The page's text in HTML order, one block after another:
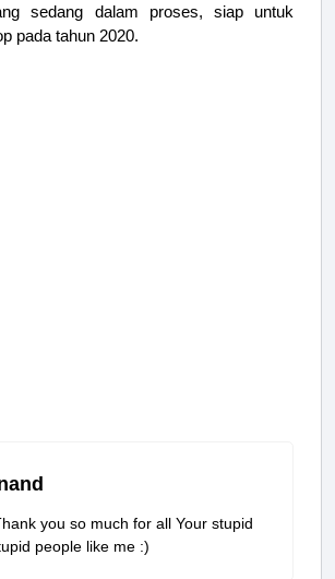
sedang dalam proses, siap untuk
pada tahun 2020.
you so much for all Your stupid
people like me :)